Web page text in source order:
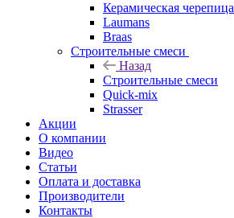
Керамическая черепица
Laumans
Braas
Строительные смеси
Назад
Строительные смеси
Quick-mix
Strasser
Акции
О компании
Видео
Статьи
Оплата и доставка
Производители
Контакты